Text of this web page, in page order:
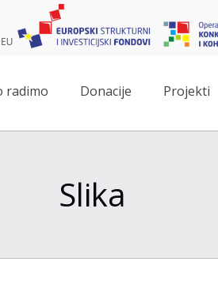
radimo Donacije Projekti
Slika